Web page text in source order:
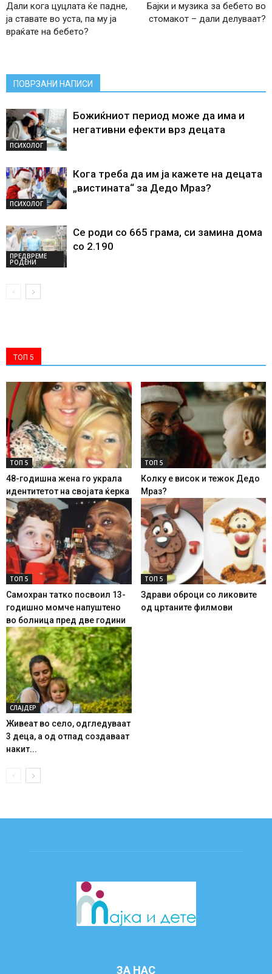
Дали кога цуцлата ќе падне,
ја ставате во уста, па му ја
враќате на бебето?
Бајки и музика за бебето во
стомакот – дали делуваат?
ПОВРЗАНИ НАПИСИ
ПСИХОЛОГ
Божиќниот период може да има и
негативни ефекти врз децата
ПСИХОЛОГ
Кога треба да им ја кажете на децата
„вистината“ за Дедо Мраз?
ПРЕДВРЕМЕ
РОДЕНИ
Се роди со 665 грама, си замина дома
со 2.190
ТОП 5
ТОП 5
48-годишна жена го украла
идентитетот на својата ќерка
ТОП 5
Колку е висок и тежок Дедо
Мраз?
ТОП 5
Самохран татко посвоил 13-
годишно момче напуштено
во болница пред две години
ТОП 5
Здрави оброци со ликовите
од цртаните филмови
СЛАЈДЕР
Живеат во село, одгледуваат
3 деца, а од отпад создаваат
накит...
ЗА НАС